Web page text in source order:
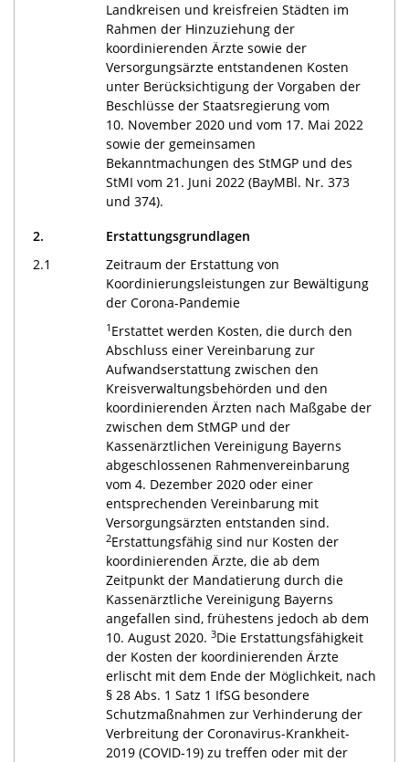
Landkreisen und kreisfreien Städten im
Rahmen der Hinzuziehung der
koordinierenden Ärzte sowie der
Versorgungsärzte entstandenen Kosten
unter Berücksichtigung der Vorgaben der
Beschlüsse der Staatsregierung vom
10. November 2020 und vom 17. Mai 2022
sowie der gemeinsamen
Bekanntmachungen des StMGP und des
StMI vom 21. Juni 2022 (BayMBl. Nr. 373
und 374).
2.
Erstattungsgrundlagen
2.1
Zeitraum der Erstattung von
Koordinierungsleistungen zur Bewältigung
der Corona-Pandemie
1 Erstattet werden Kosten, die durch den
Abschluss einer Vereinbarung zur
Aufwandserstattung zwischen den
Kreisverwaltungsbehörden und den
koordinierenden Ärzten nach Maßgabe der
zwischen dem StMGP und der
Kassenärztlichen Vereinigung Bayerns
abgeschlossenen Rahmenvereinbarung
vom 4. Dezember 2020 oder einer
entsprechenden Vereinbarung mit
Versorgungsärzten entstanden sind.
2Erstattungsfähig sind nur Kosten der
koordinierenden Ärzte, die ab dem
Zeitpunkt der Mandatierung durch die
Kassenärztliche Vereinigung Bayerns
angefallen sind, frühestens jedoch ab dem
10. August 2020. 3Die Erstattungsfähigkeit
der Kosten der koordinierenden Ärzte
erlischt mit dem Ende der Möglichkeit, nach
§ 28 Abs. 1 Satz 1 IfSG besondere
Schutzmaßnahmen zur Verhinderung der
Verbreitung der Coronavirus-Krankheit-
2019 (COVID-19) zu treffen oder mit der